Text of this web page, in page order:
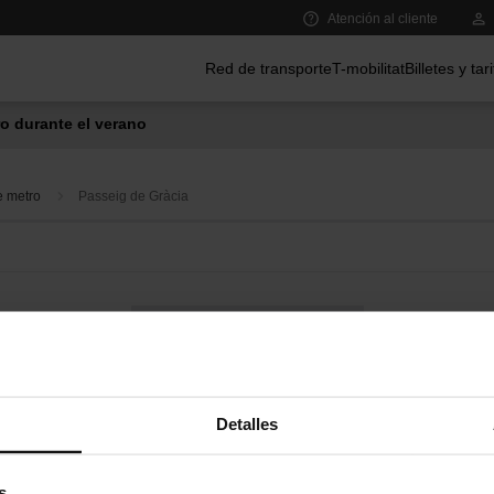
Detalles
Atención al cliente
Red de transporteT-mobilitatBilletes y
durante el verano
metro Passeig de Gràcia